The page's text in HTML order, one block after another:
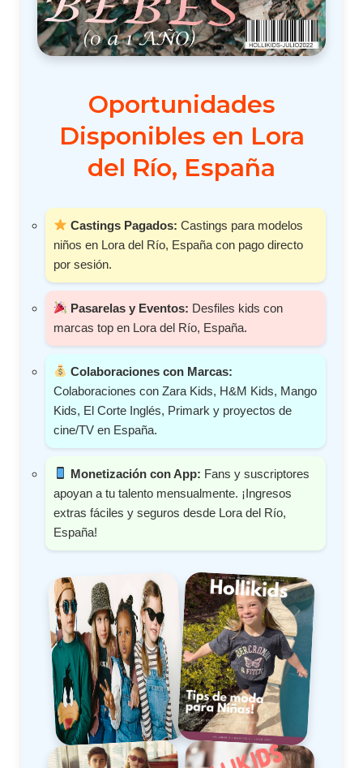
Oportunidades
Disponibles en Lora
del Río, España
Castings Pagados: Castings para modelos
niños en Lora del Río, España con pago directo
por sesión.
Pasarelas y Eventos: Desfiles kids con
marcas top en Lora del Río, España.
Colaboraciones con Marcas:
Colaboraciones con Zara Kids, H&M Kids, Mango
Kids, El Corte Inglés, Primark y proyectos de
cine/TV en España.
Monetización con App: Fans y suscriptores
apoyan a tu talento mensualmente. ¡Ingresos
extras fáciles y seguros desde Lora del Río,
España!